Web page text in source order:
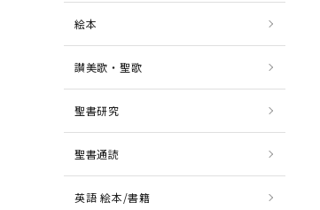
絵本
讃美歌・聖歌
聖書研究
聖書通読
英語 絵本/書籍